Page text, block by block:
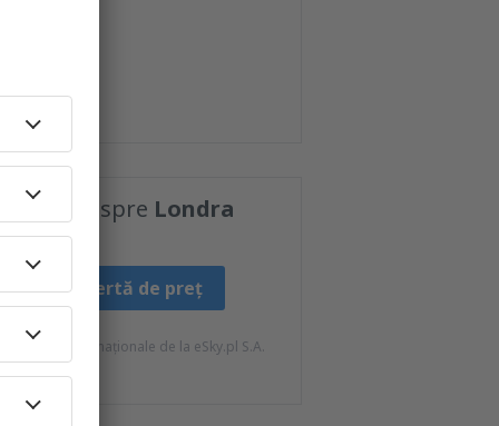
Airport spre Londra
Creați o alertă de preț
informaționale de la eSky.pl S.A.